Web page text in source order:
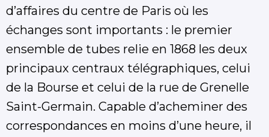
d’affaires du centre de Paris où les
échanges sont importants : le premier
ensemble de tubes relie en 1868 les deux
principaux centraux télégraphiques, celui
de la Bourse et celui de la rue de Grenelle
Saint-Germain. Capable d’acheminer des
correspondances en moins d’une heure, il